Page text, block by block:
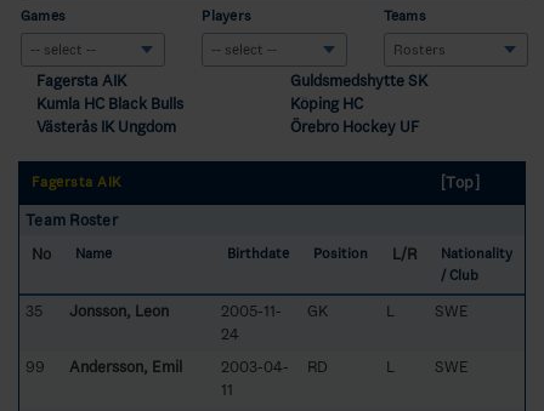
Games Players Teams
Fagersta AIK
Guldsmedshytte SK
Kumla HC Black Bulls
Köping HC
Västerås IK Ungdom
Örebro Hockey UF
Fagersta AIK
[Top]
Team Roster
No
Name Birthdate Position L/R
Nationality
/ Club
35 Jonsson, Leon
2005-11-
24
GK L SWE
99 Andersson, Emil
2003-04-
11
RD L SWE